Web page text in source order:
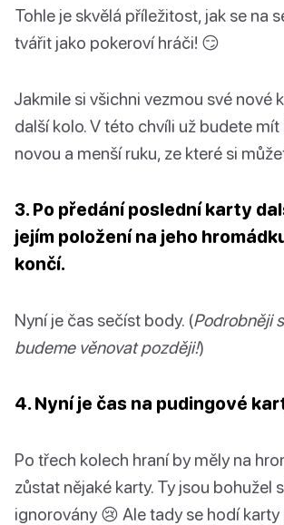
Tohle je skvělá příležitost, jak se na
tvářit jako pokeroví hráči! 😏
Jakmile si všichni vezmou své nové
další kolo. V této chvíli už budete
novou a menší ruku, ze které si
3. Po předání poslední karty
jejím položení na jeho
končí.
Nyní je čas sečíst body. (Podrobněji
budeme věnovat později!)
4. Nyní je čas na pudingové
Po třech kolech hraní by měly na
zůstat nějaké karty. Ty jsou bohužel
ignorovány 😢 Ale tady se hodí karty